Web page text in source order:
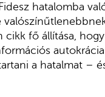
hatalomba
fő állítása,
a hatalmat –